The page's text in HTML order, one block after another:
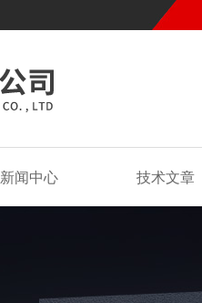
新闻中心 技术文章